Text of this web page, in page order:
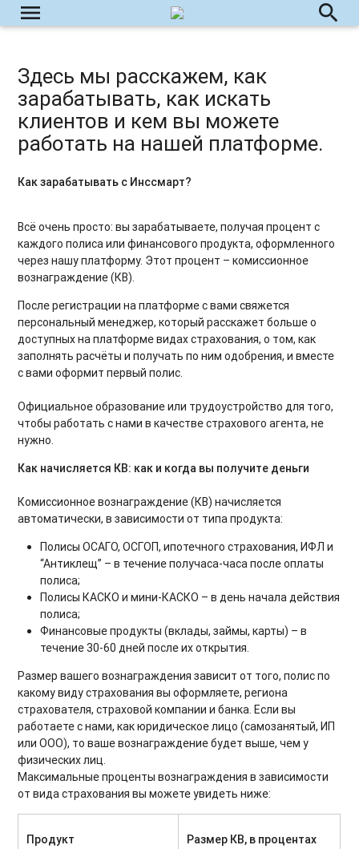
menu search
Здесь мы расскажем, как
зарабатывать, как искать
клиентов и кем вы можете
работать на нашей платформе.
Как зарабатывать с Инссмарт?
Всё очень просто: вы зарабатываете, получая процент с
каждого полиса или финансового продукта, оформленного
через нашу платформу. Этот процент – комиссионное
вознаграждение (КВ).
После регистрации на платформе с вами свяжется
персональный менеджер, который расскажет больше о
доступных на платформе видах страхования, о том, как
заполнять расчёты и получать по ним одобрения, и вместе
с вами оформит первый полис.
Официальное образование или трудоустройство для того,
чтобы работать с нами в качестве страхового агента, не
нужно.
Как начисляется КВ: как и когда вы получите деньги
Комиссионное вознаграждение (КВ) начисляется
автоматически, в зависимости от типа продукта:
Полисы ОСАГО, ОСГОП, ипотечного страхования, ИФЛ и
“Антиклещ” – в течение получаса-часа после оплаты
полиса;
Полисы КАСКО и мини-КАСКО – в день начала действия
полиса;
Финансовые продукты (вклады, займы, карты) – в
течение 30-60 дней после их открытия.
Размер вашего вознаграждения зависит от того, полис по
какому виду страхования вы оформляете, региона
страхователя, страховой компании и банка. Если вы
работаете с нами, как юридическое лицо (самозанятый, ИП
или ООО), то ваше вознаграждение будет выше, чем у
физических лиц.
Максимальные проценты вознаграждения в зависимости
от вида страхования вы можете увидеть ниже:
Продукт Размер КВ, в процентах